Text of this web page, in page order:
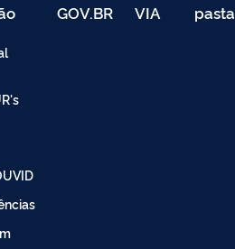
GOV.BR VIA
040
pasta
de